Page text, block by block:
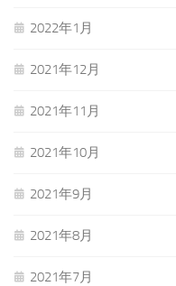
2022年1月
2021年12月
2021年11月
2021年10月
2021年9月
2021年8月
2021年7月